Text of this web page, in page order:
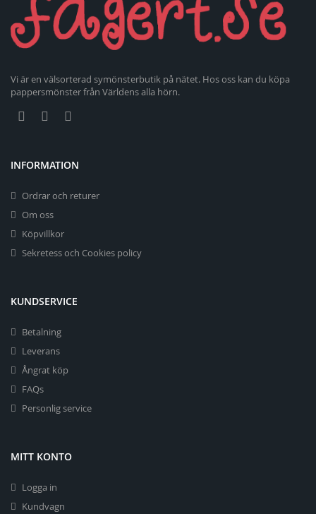
Vi är en välsorterad symönsterbutik på nätet. Hos oss kan du köpa
pappersmönster från Världens alla hörn.
INFORMATION
Ordrar och returer
Om oss
Köpvillkor
Sekretess och Cookies policy
KUNDSERVICE
Betalning
Leverans
Ångrat köp
FAQs
Personlig service
MITT KONTO
Logga in
Kundvagn